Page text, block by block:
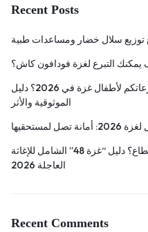
Recent Posts
سلال خضار ومساعدات طبية
يمكنك التبرع لغزة فودافون كاش؟
من قلب الخيام: كيف تصل تبرعاتكم لأطفال غزة في 2026؟ دليل
الموثوقية والأثر
كيف تصل تبرعاتكم إلى قلب القطاع؟ دليل “غزة 48” الشامل للإغاثة
العاجلة 2026
Recent Comments